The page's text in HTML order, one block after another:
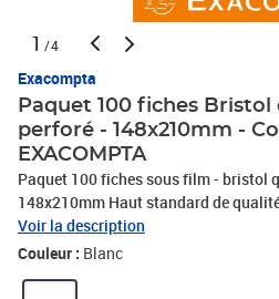
1 /4
Exacompta
Paquet 100 fiches Bristol
perforé - 148x210mm -
EXACOMPTA
Paquet 100 fiches sous film - bristol
148x210mm Haut standard de
de qualité supérieure, à partir de pâte
gérées durablement et blanchie en
Voir la description
Couleur : Blanc